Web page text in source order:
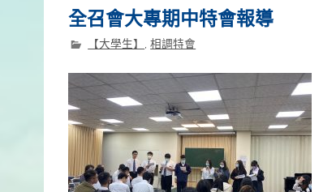
全召會大專期中特會報導
【大學生】 ,相調特會